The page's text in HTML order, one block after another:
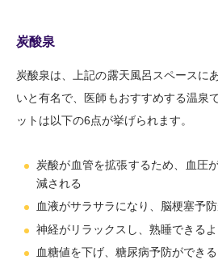
炭酸泉
炭酸泉は、上記の露天風呂スペースに
いと有名で、医師もおすすめする温泉
ットは以下の6点が挙げられます。
炭酸が血管を拡張するため、血圧
減される
血液がサラサラになり、脳梗塞予
神経がリラックスし、熟睡できる
血糖値を下げ、糖尿病予防ができる